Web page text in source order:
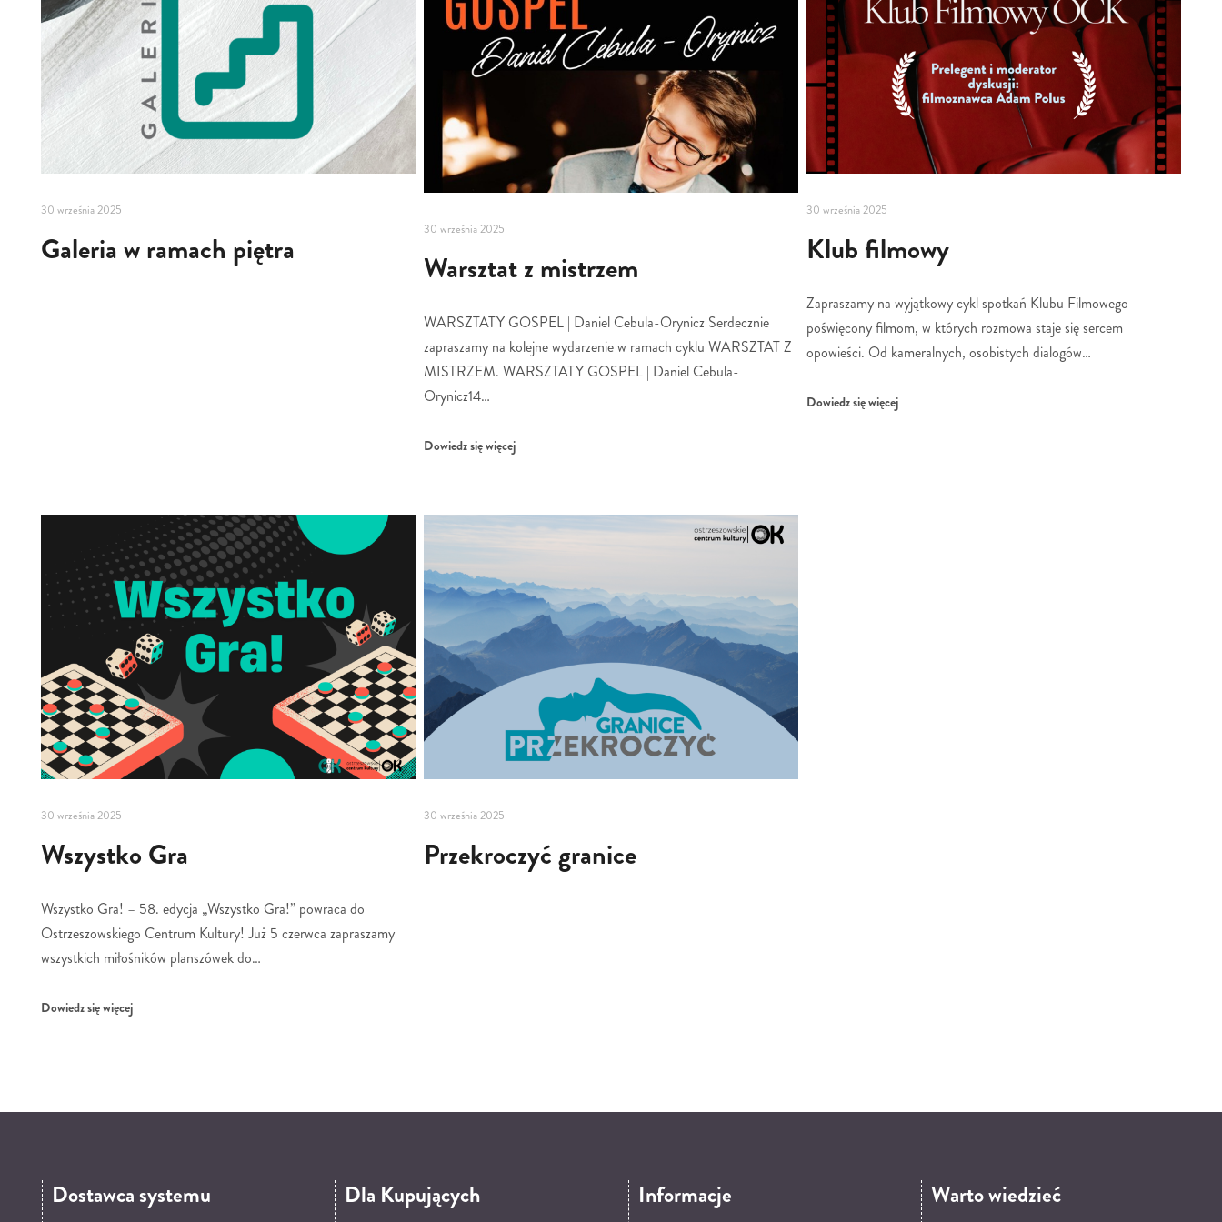
30 września 2025
Galeria w ramach piętra
30 września 2025
Warsztat z mistrzem
WARSZTATY GOSPEL | Daniel Cebula-Orynicz Serdecznie
zapraszamy na kolejne wydarzenie w ramach cyklu WARSZTAT Z
MISTRZEM. WARSZTATY GOSPEL | Daniel Cebula-
Orynicz14…
Dowiedz się więcej
30 września 2025
Klub filmowy
Zapraszamy na wyjątkowy cykl spotkań Klubu Filmowego
poświęcony filmom, w których rozmowa staje się sercem
opowieści. Od kameralnych, osobistych dialogów…
Dowiedz się więcej
30 września 2025
Wszystko Gra
Wszystko Gra! – 58. edycja „Wszystko Gra!” powraca do
Ostrzeszowskiego Centrum Kultury! Już 5 czerwca zapraszamy
wszystkich miłośników planszówek do…
Dowiedz się więcej
30 września 2025
Przekroczyć granice
Dostawca systemu Dla Kupujących Informacje Warto wiedzieć